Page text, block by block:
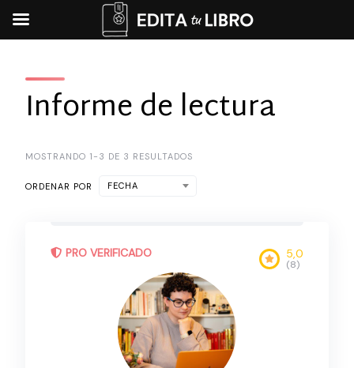
contentInforme de lectura
MOSTRANDO 1-3 DE 3 RESULTADOS
ORDENAR POR FECHA
PRO VERIFICADO 5,0
(8)